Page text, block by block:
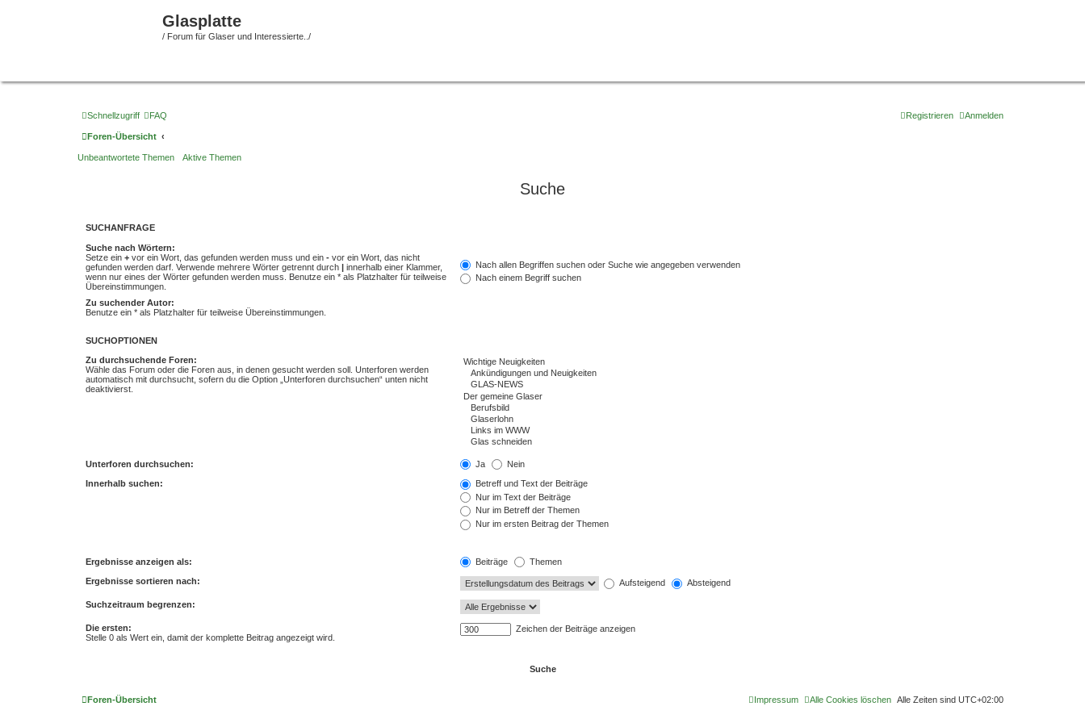
Glasplatte
/ Forum für Glaser und Interessierte../
Schnellzugriff FAQ Anmelden
Registrieren
Foren-Übersicht
Unbeantwortete Themen Aktive Themen
Suche
SUCHANFRAGE
Suche nach Wörtern:
Setze ein + vor ein Wort, das gefunden werden muss und ein - vor ein Wort, das nicht
gefunden werden darf. Verwende mehrere Wörter getrennt durch | innerhalb einer Klammer,
wenn nur eines der Wörter gefunden werden muss. Benutze ein * als Platzhalter für teilweise
Übereinstimmungen.
Nach allen Begriffen suchen oder Suche wie angegeben verwenden
Nach einem Begriff suchen
Zu suchender Autor:
Benutze ein * als Platzhalter für teilweise Übereinstimmungen.
SUCHOPTIONEN
Zu durchsuchende Foren:
Wähle das Forum oder die Foren aus, in denen gesucht werden soll. Unterforen werden
automatisch mit durchsucht, sofern du die Option „Unterforen durchsuchen“ unten nicht
deaktivierst.
Unterforen durchsuchen: Ja Nein
Innerhalb suchen:
Betreff und Text der Beiträge
Nur im Text der Beiträge
Nur im Betreff der Themen
Nur im ersten Beitrag der Themen
Ergebnisse anzeigen als: Beiträge Themen
Ergebnisse sortieren nach: Aufsteigend Absteigend
Suchzeitraum begrenzen:
Die ersten:
Stelle 0 als Wert ein, damit der komplette Beitrag angezeigt wird.
Zeichen der Beiträge anzeigen
Foren-Übersicht Alle Zeiten sind UTC+02:00
Alle Cookies löschen
Impressum